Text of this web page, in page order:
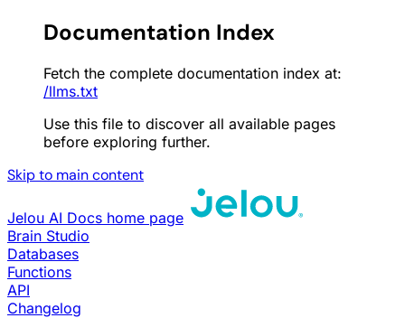
Documentation Index
Fetch the complete documentation index at:
/llms.txt
Use this file to discover all available pages
before exploring further.
Skip to main content
Jelou AI Docs home page
Brain Studio
Databases
Functions
API
Changelog